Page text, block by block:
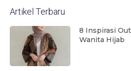
Artikel Terbaru
8 Inspirasi
Wanita Hijab